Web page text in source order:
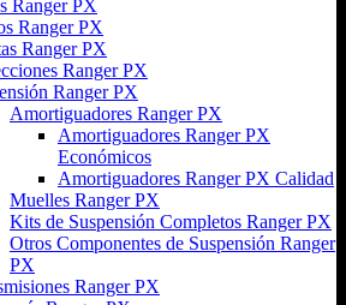
Ranger PX
Ranger PX
Ranger PX
Ranger PX
Ranger PX
Amortiguadores Ranger PX
Amortiguadores Ranger PX
Económicos
Amortiguadores Ranger PX Calidad
Muelles Ranger PX
Kits de Suspensión Completos Ranger PX
Otros Componentes de Suspensión Ranger
PX
Ranger PX